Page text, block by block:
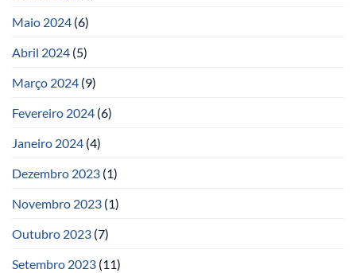
Maio 2024 (6)
Abril 2024 (5)
Março 2024 (9)
Fevereiro 2024 (6)
Janeiro 2024 (4)
Dezembro 2023 (1)
Novembro 2023 (1)
Outubro 2023 (7)
Setembro 2023 (11)